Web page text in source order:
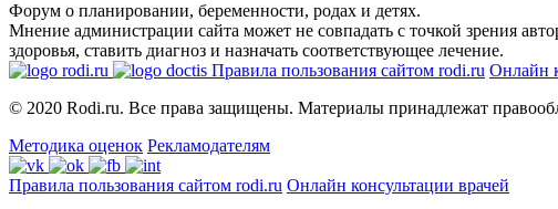
Форум о планировании, беременности, родах и детях.
Мнение администрации сайта может не совпадать с точкой зрения
здоровья, ставить диагноз и назначать соответствующее лечение.
Правила пользования сайтом rodi.ru Онлайн
© 2020 Rodi.ru. Все права защищены. Материалы принадлежат
Методика оценок Рекламодателям
Правила пользования сайтом rodi.ru Онлайн консультации врачей